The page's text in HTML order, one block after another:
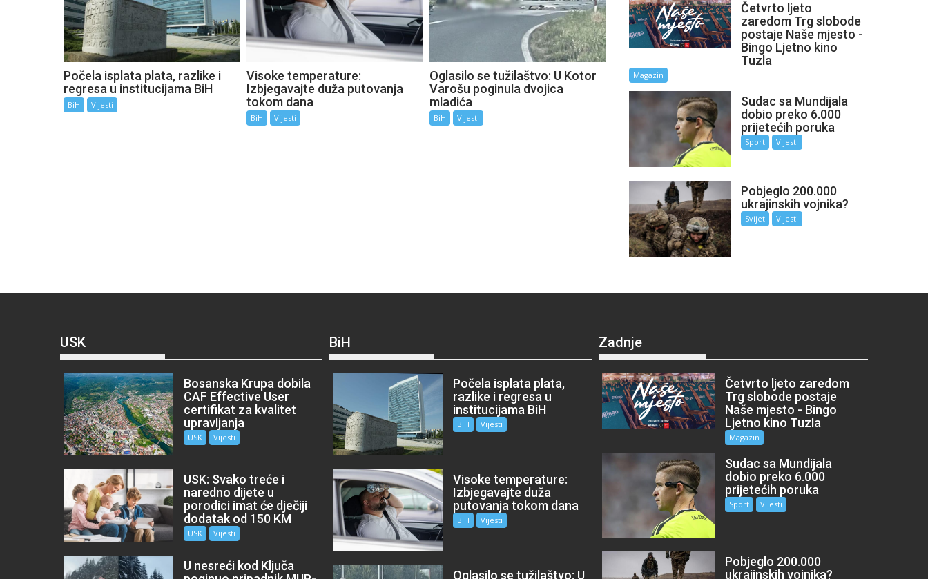
Počela isplata plata, razlike i
regresa u institucijama BiH
BiH Vijesti
Visoke temperature:
Izbjegavajte duža putovanja
tokom dana
BiH Vijesti
Oglasilo se tužilaštvo: U Kotor
Varošu poginula dvojica
mladića
BiH Vijesti
Četvrto ljeto
zaredom Trg slobode
postaje Naše mjesto -
Bingo Ljetno kino
Tuzla
Magazin
Sudac sa Mundijala
dobio preko 6.000
prijetećih poruka
Sport Vijesti
Pobjeglo 200.000
ukrajinskih vojnika?
Svijet Vijesti
USK
Bosanska Krupa dobila
CAF Effective User
certifikat za kvalitet
upravljanja
USK Vijesti
USK: Svako treće i
naredno dijete u
porodici imat će dječiji
dodatak od 150 KM
USK Vijesti
U nesreći kod Ključa
BiH
Počela isplata plata,
razlike i regresa u
institucijama BiH
BiH Vijesti
Visoke temperature:
Izbjegavajte duža
putovanja tokom dana
BiH Vijesti
Oglasilo se tužilaštvo: U
Zadnje
Četvrto ljeto zaredom
Trg slobode postaje
Naše mjesto - Bingo
Ljetno kino Tuzla
Magazin
Sudac sa Mundijala
dobio preko 6.000
prijetećih poruka
Sport Vijesti
Pobjeglo 200.000
ukrajinskih vojnika?